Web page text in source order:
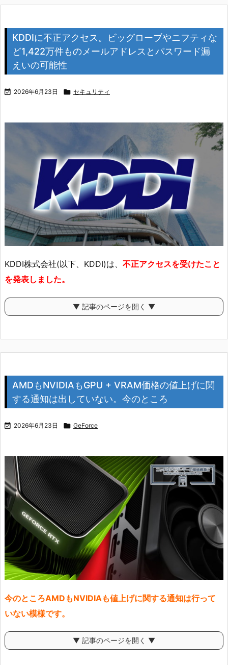
KDDIに不正アクセス。ビッグローブやニフティな
ど1,422万件ものメールアドレスとパスワード漏
えいの可能性
 2026年6月23日  セキュリティ
KDDI株式会社(以下、KDDI)は、 不正アクセスを受けたこと
を発表しました。
▼ 記事のページを開く ▼
AMDもNVIDIAもGPU + VRAM価格の値上げに関
する通知は出していない。今のところ
 2026年6月23日  GeForce
今のところAMDもNVIDIAも値上げに関する通知は行って
いない模様です。
▼ 記事のページを開く ▼